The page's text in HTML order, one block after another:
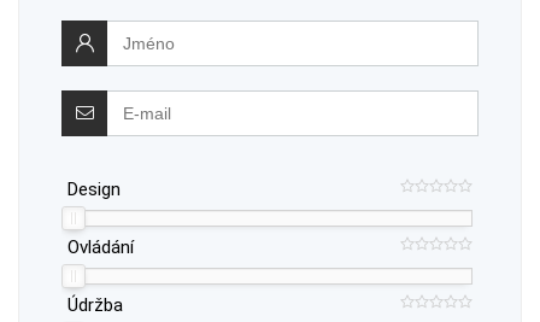
Design
Ovládání
Údržba